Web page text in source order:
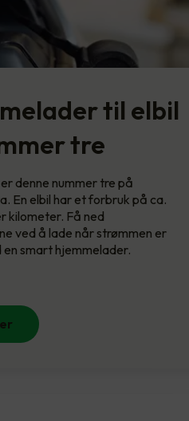
til elbil
tre
denne nummer tre på
En elbil har et forbruk på ca.
kilometer. Få ned
ved å lade når strømmen er
en smart hjemmelader.